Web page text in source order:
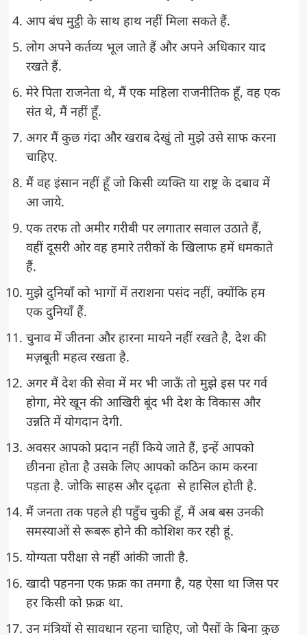
आप बंध मुट्ठी के साथ हाथ नहीं मिला सकते हैं.
लोग अपने कर्तव्य भूल जाते हैं और अपने अधिकार याद
रखते हैं.
मेरे पिता राजनेता थे, मैं एक महिला राजनीतिक हूँ, वह एक
संत थे, मैं नहीं हूँ.
अगर मैं कुछ गंदा और खराब देखुं तो मुझे उसे साफ करना
चाहिए.
मैं वह इंसान नहीं हूँ जो किसी व्यक्ति या राष्ट्र के दबाव में
आ जाये.
एक तरफ तो अमीर गरीबी पर लगातार सवाल उठाते हैं,
वहीं दूसरी ओर वह हमारे तरीकों के खिलाफ हमें धमकाते
हैं.
मुझे दुनियाँ को भागों में तराशना पसंद नहीं, क्योंकि हम
एक दुनियाँ हैं.
चुनाव में जीतना और हारना मायने नहीं रखते है, देश की
मज़बूती महत्व रखता है.
अगर मैं देश की सेवा में मर भी जाऊँ तो मुझे इस पर गर्व
होगा, मेरे खून की आखिरी बूंद भी देश के विकास और
उन्नति में योगदान देगी.
अवसर आपको प्रदान नहीं किये जाते हैं, इन्हें आपको
छीनना होता है उसके लिए आपको कठिन काम करना
पड़ता है. जोकि साहस और दृढ़ता से हासिल होती है.
मैं जनता तक पहले ही पहुँच चुकी हूँ, मैं अब बस उनकी
समस्याओं से रूबरू होने की कोशिश कर रही हूं.
योग्यता परीक्षा से नहीं आंकी जाती है.
खादी पहनना एक फ़क्र का तमगा है, यह ऐसा था जिस पर
हर किसी को फ़क्र था.
उन मंत्रियों से सावधान रहना चाहिए, जो पैसों के बिना कुछ